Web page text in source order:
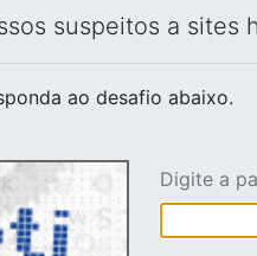
suspeitos a sites
ao desafio abaixo.
Digite a